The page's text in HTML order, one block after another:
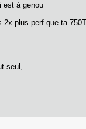
est à genou
plus perf que ta
seul,